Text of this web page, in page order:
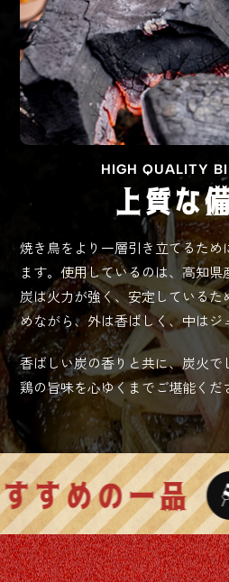
HIGH QUALITY
上質な
焼き鳥をより一層引き立てるため
ます。使用しているのは、高知
炭は火力が強く、安定している
めながら、外は香ばしく、中はジ
香ばしい炭の香りと共に、炭火
鶏の旨味を心ゆくまでご堪能くだ